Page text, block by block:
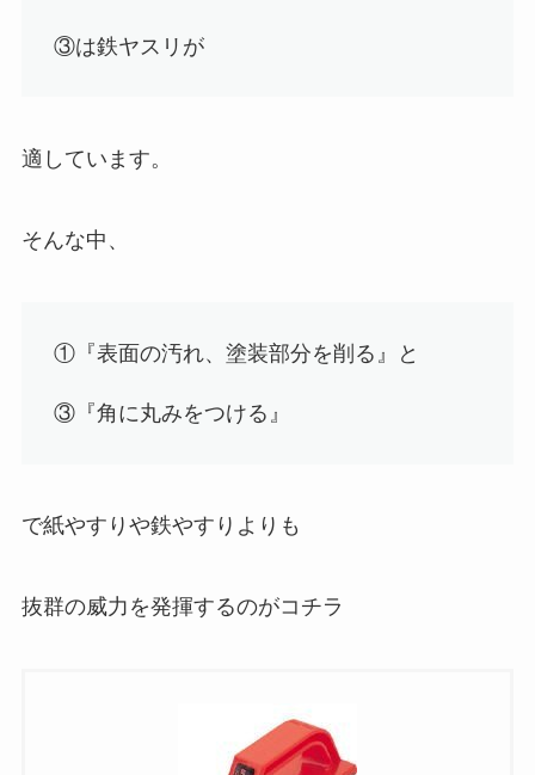
③は鉄ヤスリが
適しています。
そんな中、
①『表面の汚れ、塗装部分を削る』と
③『角に丸みをつける』
で紙やすりや鉄やすりよりも
抜群の威力を発揮するのがコチラ